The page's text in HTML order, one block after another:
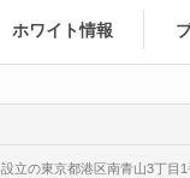
ホワイト情報
立の東京都港区南青山3丁目